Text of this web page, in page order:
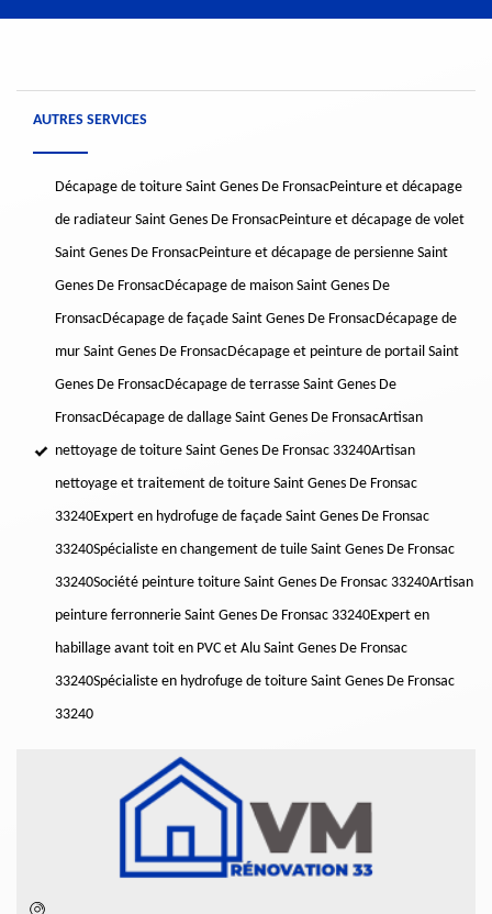
AUTRES SERVICES
Décapage de toiture Saint Genes De FronsacPeinture et décapage
de radiateur Saint Genes De FronsacPeinture et décapage de volet
Saint Genes De FronsacPeinture et décapage de persienne Saint
Genes De FronsacDécapage de maison Saint Genes De
FronsacDécapage de façade Saint Genes De FronsacDécapage de
mur Saint Genes De FronsacDécapage et peinture de portail Saint
Genes De FronsacDécapage de terrasse Saint Genes De
FronsacDécapage de dallage Saint Genes De FronsacArtisan
nettoyage de toiture Saint Genes De Fronsac 33240Artisan
nettoyage et traitement de toiture Saint Genes De Fronsac
33240Expert en hydrofuge de façade Saint Genes De Fronsac
33240Spécialiste en changement de tuile Saint Genes De Fronsac
33240Société peinture toiture Saint Genes De Fronsac 33240Artisan
peinture ferronnerie Saint Genes De Fronsac 33240Expert en
habillage avant toit en PVC et Alu Saint Genes De Fronsac
33240Spécialiste en hydrofuge de toiture Saint Genes De Fronsac
33240